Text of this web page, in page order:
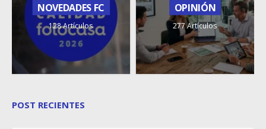
NOVEDADES FC
128 Artículos
OPINIÓN
277 Artículos
POST RECIENTES